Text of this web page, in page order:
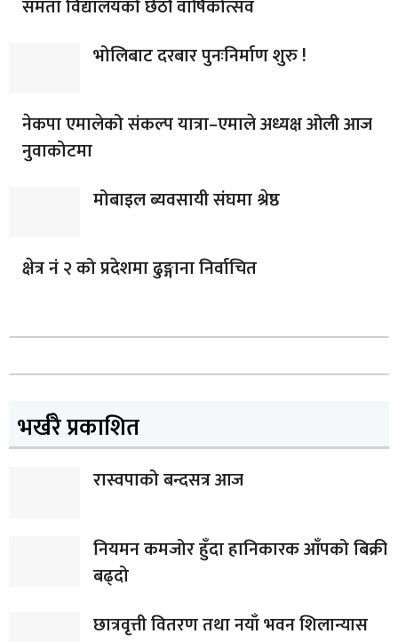
समता विद्यालयको छैठौं वार्षिकोत्सव
भोलिबाट दरबार पुनःनिर्माण शुरु !
नेकपा एमालेको संकल्प यात्रा–एमाले अध्यक्ष ओली आज
नुवाकोटमा
मोबाइल ब्यवसायी संघमा श्रेष्ठ
क्षेत्र नं २ को प्रदेशमा ढुङ्गाना निर्वाचित
भर्खरै प्रकाशित
रास्वपाको बन्दसत्र आज
नियमन कमजोर हुँदा हानिकारक आँपको बिक्री
बढ्दो
छात्रवृत्ती वितरण तथा नयाँ भवन शिलान्यास